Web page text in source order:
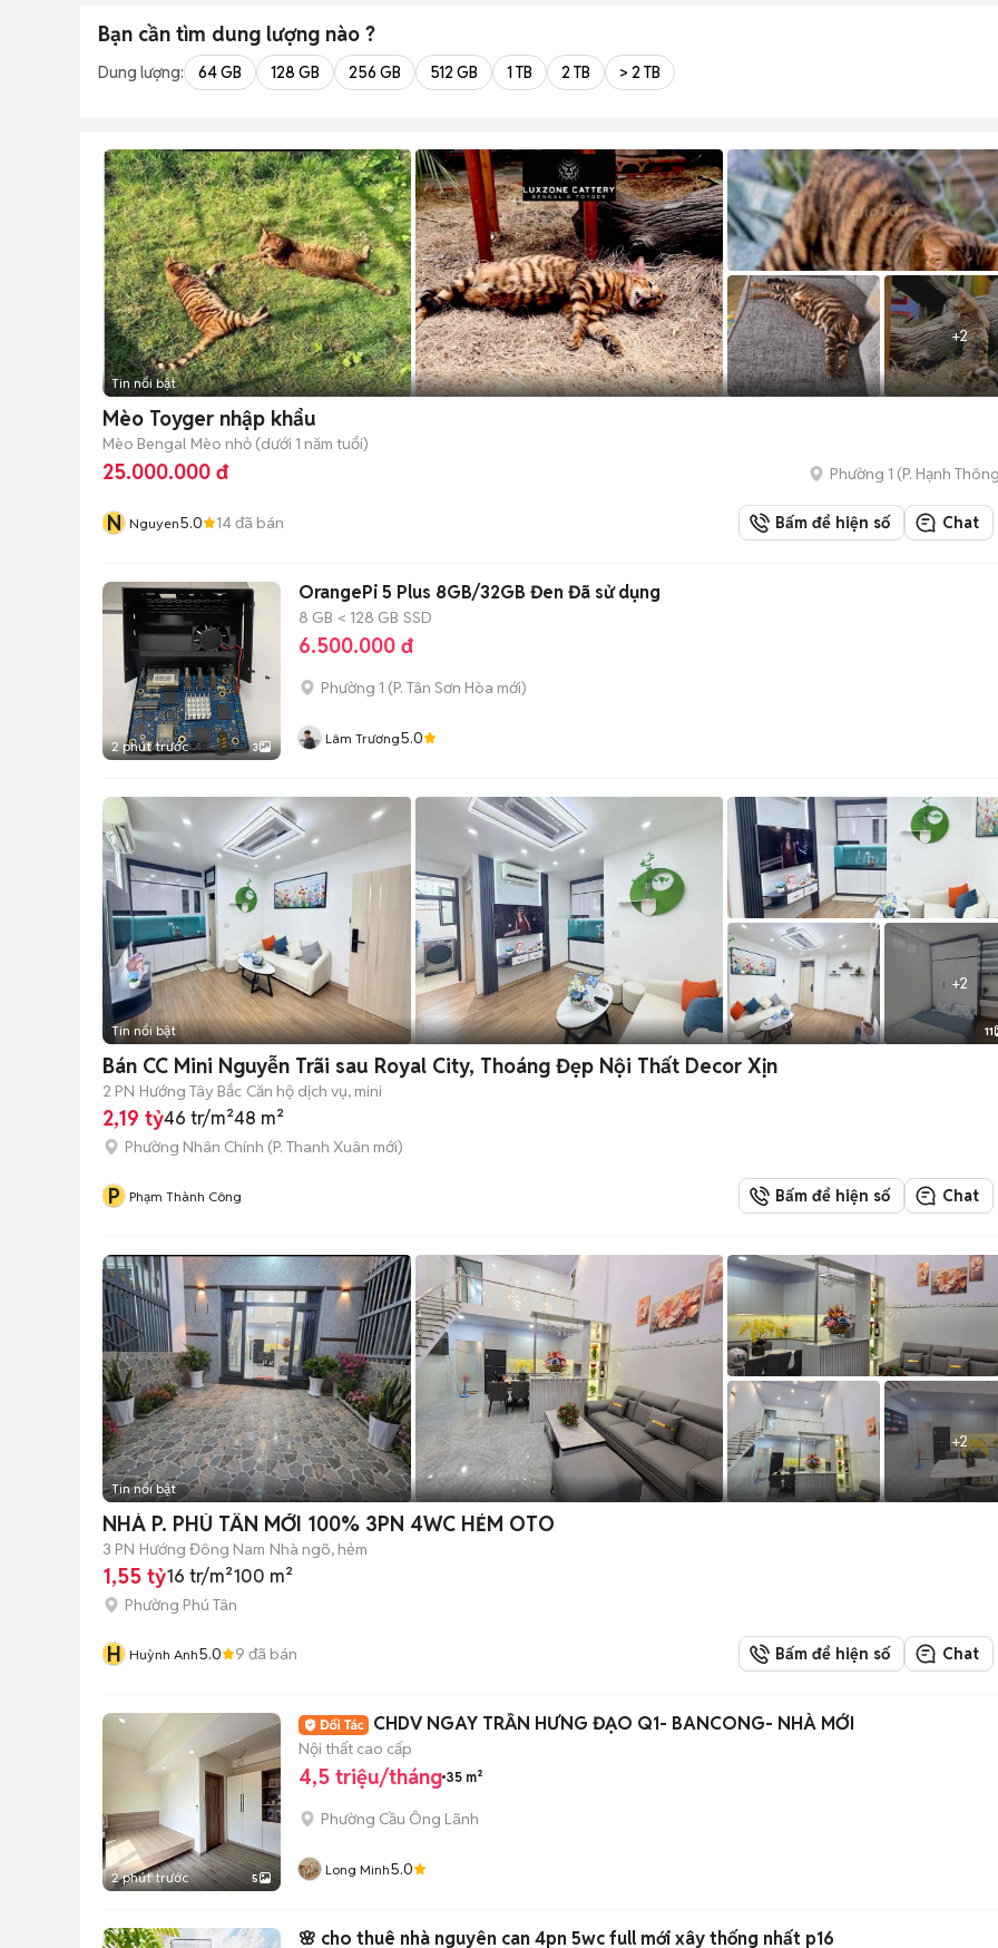
Bạn cần tìm dung lượng nào ?
Dung lượng: 64 GB 128 GB 256 GB 512 GB 1 TB 2 TB > 2 TB
+2
Tin nổi bật
Mèo Toyger nhập khẩu
Mèo Bengal Mèo nhỏ (dưới 1 năm tuổi)
25.000.000 đ Phường 1 (P. Hạnh
N Nguyen5.0 14đã bán Bấm để hiện số Chat
2 phút trước 3
OrangePi 5 Plus 8GB/32GB Đen Đã sử dụng
8 GB < 128 GB SSD
6.500.000 đ
Phường 1 (P. Tân Sơn Hòa mới)
Lâm Trương5.0
+2
Tin nổi bật 11
Bán CC Mini Nguyễn Trãi sau Royal City, Thoáng Đẹp Nội Thất Decor Xịn
2 PN Hướng Tây Bắc Căn hộ dịch vụ, mini
2,19 tỷ46 tr/m²48 m²
Phường Nhân Chính (P. Thanh Xuân mới)
P Phạm Thành Công Bấm để hiện số Chat
+2
Tin nổi bật
NHÀ P. PHÚ TÂN MỚI 100% 3PN 4WC HẺM OTO
3 PN Hướng Đông Nam Nhà ngõ, hẻm
1,55 tỷ16 tr/m²100 m²
Phường Phú Tân
H Huỳnh Anh5.0 9 đã bán Bấm để hiện số Chat
2 phút trước 5
CHDV NGAY TRẦN HƯNG ĐẠO Q1- BANCONG- NHÀ MỚI
Nội thất cao cấp
4,5 triệu/tháng 35 m²
Phường Cầu Ông Lãnh
Long Minh5.0
🌸 cho thuê nhà nguyên can 4pn 5wc full mới xây thống nhất p16